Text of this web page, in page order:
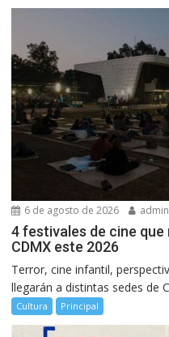
6 de agosto de 2026 admin
4 festivales de cine
CDMX este 2026
Terror, cine infantil,
llegarán a distintas sedes de
Cultura Principal